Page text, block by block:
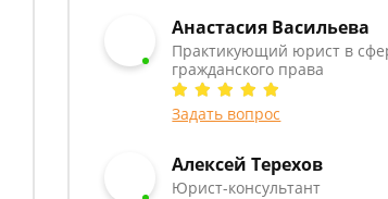
Анастасия Васильева
Практикующий юрист в
гражданского права
Задать вопрос
Алексей Терехов
Юрист-консультант